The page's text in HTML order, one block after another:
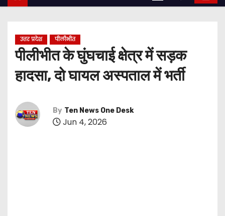
उत्तर प्रदेश पीलीभीत
पीलीभीत के घुंघचाई क्षेत्र में सड़क
हादसा, दो घायल अस्पताल में भर्ती
By Ten News One Desk
Jun 4, 2026